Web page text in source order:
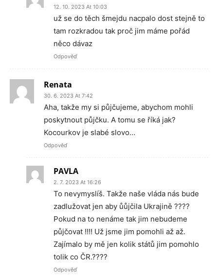
12. 10. 2023 At 10:03
už se do těch šmejdu nacpalo dost stejně to
tam rozkradou tak proč jim máme pořád
něco dávaz
Odpověď
Renata
30. 6. 2023 At 7:42
Aha, takže my si půjčujeme, abychom mohli
poskytnout půjčku. A tomu se říká jak?
Kocourkov je slabé slovo…
Odpověď
PAVLA
2. 7. 2023 At 16:26
To nevymyslíš. Takže naše vláda nás bude
zadlužovat jen aby ůůjčila Ukrajině ????
Pokud na to nenáme tak jim nebudeme
půjčovat !!!! Už jsme jim pomohli až až.
Zajímalo by mě jen kolik států jim pomohlo
tolik co ČR.????
Odpověď